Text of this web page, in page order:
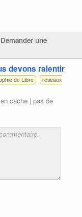
Demander une
devons ralentir
du Libre
réseaux
en cache | pas de